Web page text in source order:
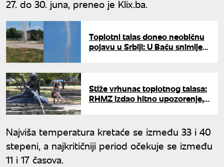
27. do 30. juna, preneo je Klix.ba.
Toplotni talas doneo neobičnu
pojavu u Srbiji: U Baču snimljen
Stiže vrhunac toplotnog talasa:
RHMZ izdao hitno upozorenje,
Najviša temperatura kretaće se između 33 i 40
stepeni, a najkritičniji period očekuje se između
11 i 17 časova.